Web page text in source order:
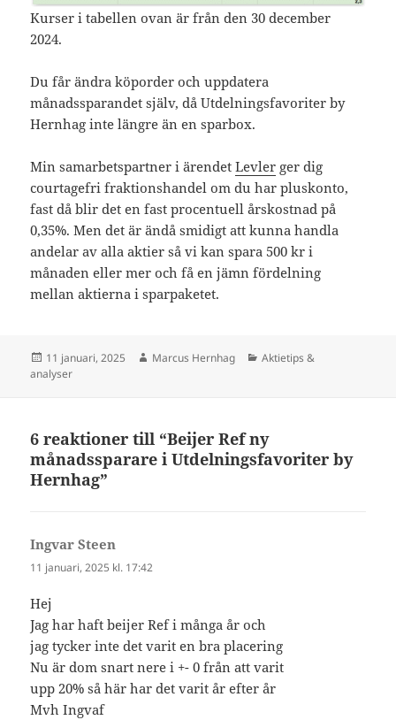
Kurser i tabellen ovan är från den 30 december
2024.
Du får ändra köporder och uppdatera
månadssparandet själv, då Utdelningsfavoriter by
Hernhag inte längre än en sparbox.
Min samarbetspartner i ärendetLevler ger dig
courtagefri fraktionshandel om du har pluskonto,
fast då blir det en fast procentuell årskostnad på
0,35%. Men det är ändå smidigt att kunna handla
andelar av alla aktier så vi kan spara 500 kr i
månaden eller mer och få en jämn fördelning
mellan aktierna i sparpaketet.
Postat
11 januari, 2025 Författare
Marcus Hernhag Kategorier
Aktietips &
analyser
6 reaktioner till “Beijer Ref ny
månadssparare i Utdelningsfavoriter by
Hernhag”
Ingvar Steen
11 januari, 2025 kl. 17:42
Hej
Jag har haft beijer Ref i många år och
jag tycker inte det varit en bra placering
Nu är dom snart nere i +- 0 från att varit
upp 20% så här har det varit år efter år
Mvh Ingvaf